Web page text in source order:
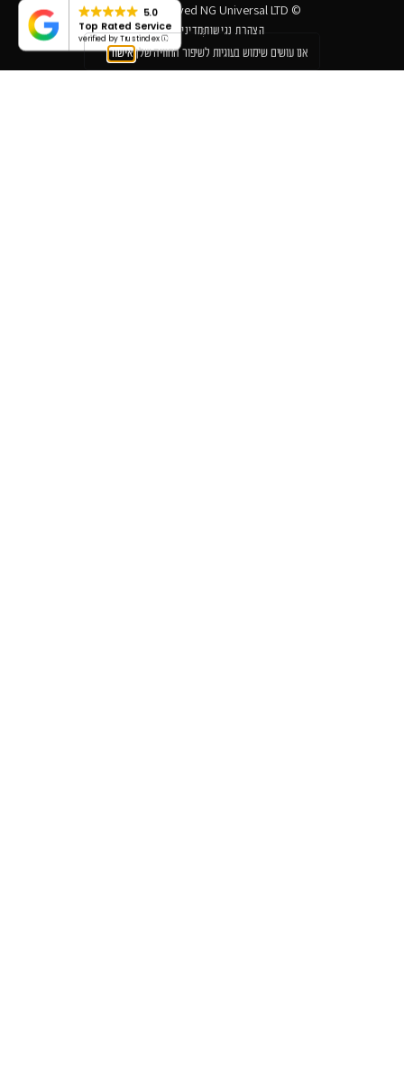
© All rights reserved NG Universal LTD
הצהרת נגישותמדיניות פרטיות
5.0
Top Rated Service
verified by Trustindex
אנו עושים שימוש בעוגיות לשיפור החוויה שלך אישור